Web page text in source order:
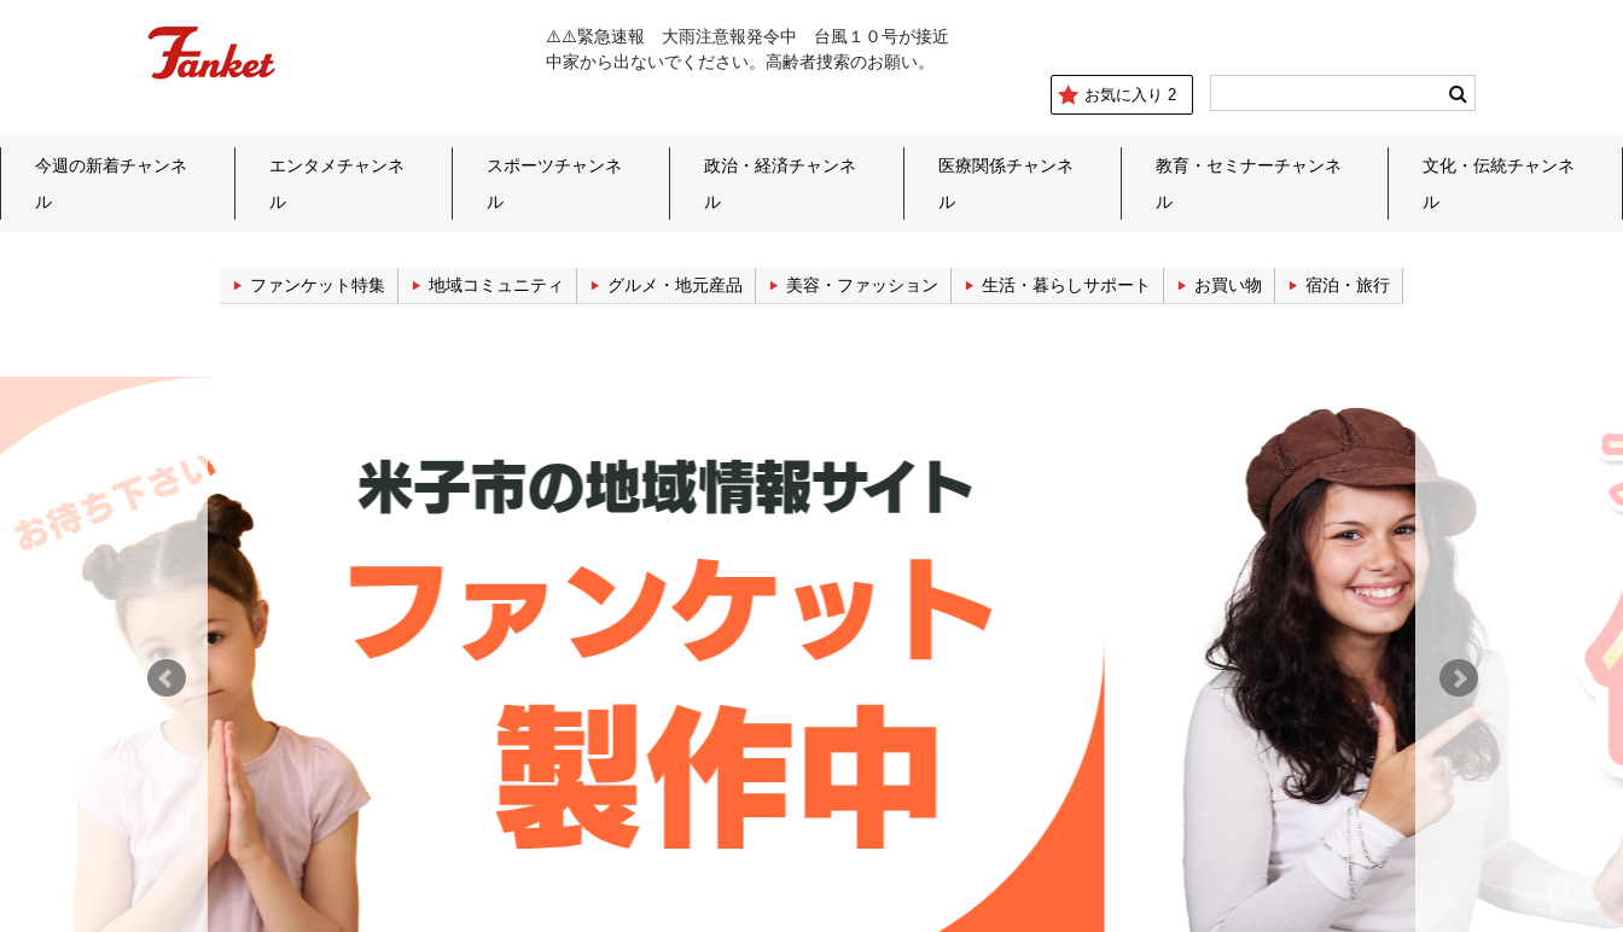
⚠️⚠️緊急速報 大雨注意報発令中 台風１０号が接近
中家から出ないでください。高齢者捜索のお願い。
お気に入り 2
今週の新着チャンネ
ル
エンタメチャンネ
ル
スポーツチャンネ
ル
政治・経済チャンネ
ル
医療関係チャンネ
ル
教育・セミナーチャンネ
ル
文化・伝統チャンネ
ル
ファンケット特集 地域コミュニティ グルメ・地元産品 美容・ファッション 生活・暮らしサポート お買い物 宿泊・旅行